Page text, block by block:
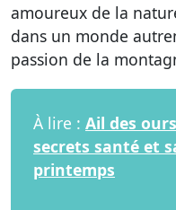
amoureux de la
dans un monde
passion de la
À lire : Ail des
secrets santé et
printemps